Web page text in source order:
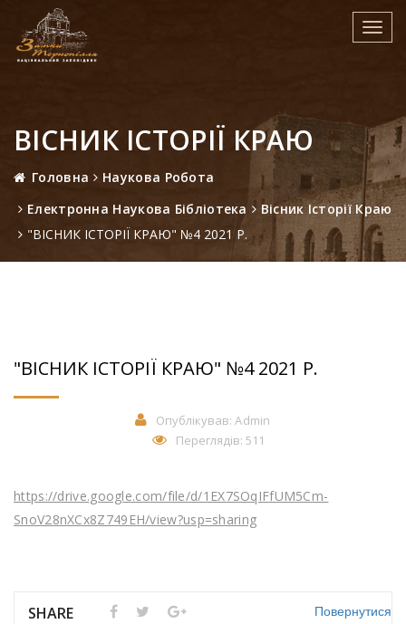
ВІСНИК ІСТОРІЇ КРАЮ
Головна
Наукова Робота
Електронна Наукова Бібліотека
Вісник Історії Краю
"ВІСНИК ІСТОРІЇ КРАЮ" №4 2021 Р.
"ВІСНИК ІСТОРІЇ КРАЮ" №4 2021 Р.
Опублікував:Admin
Переглядів: 511
https://drive.google.com/file/d/1EX7SOqIFfUM5Cm-
SnoV28nXCx8Z749EH/view?usp=sharing
SHARE Повернутися